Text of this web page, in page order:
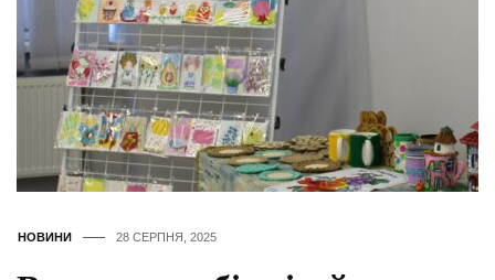
НОВИНИ 28 СЕРПНЯ, 2025